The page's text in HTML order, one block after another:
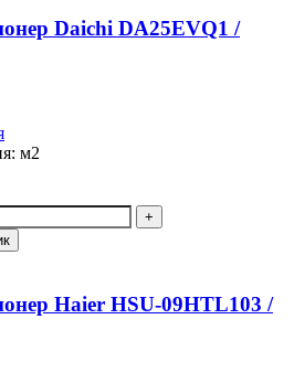
Daichi DA25EVQ1 /
м2
Haier HSU-09HTL103 /